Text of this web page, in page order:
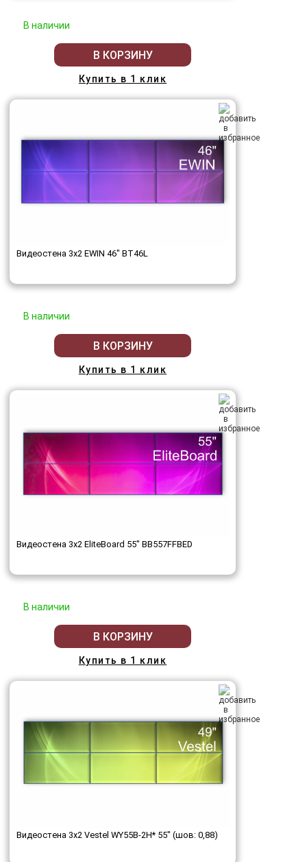
В наличии
В КОРЗИНУ
Купить в 1 клик
Видеостена 3x2 EWIN 46" BT46L
В наличии
В КОРЗИНУ
Купить в 1 клик
Видеостена 3x2 EliteBoard 55" BB557FFBED
В наличии
В КОРЗИНУ
Купить в 1 клик
Видеостена 3x2 Vestel WY55B-2H* 55" (шов: 0,88)